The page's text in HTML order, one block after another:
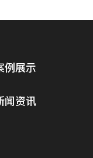
例展示
闻资讯